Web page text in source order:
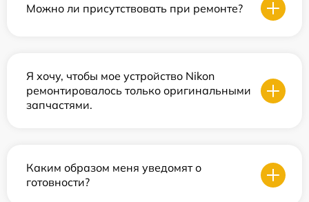
Можно ли присутствовать при ремонте?
Я хочу, чтобы мое устройство Nikon
ремонтировалось только оригинальными
запчастями.
Каким образом меня уведомят о
готовности?